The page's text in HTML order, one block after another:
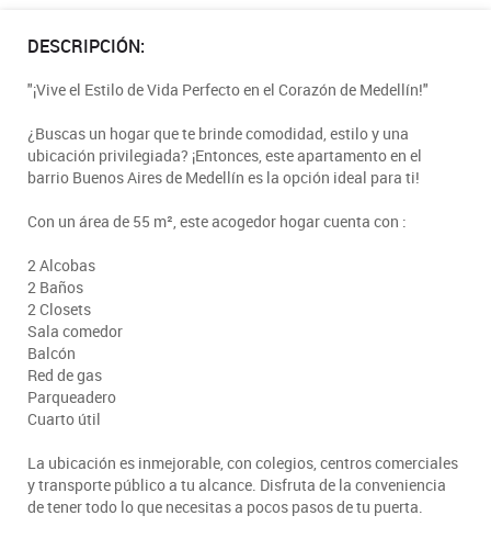
DESCRIPCIÓN:
"¡Vive el Estilo de Vida Perfecto en el Corazón de Medellín!"
¿Buscas un hogar que te brinde comodidad, estilo y una
ubicación privilegiada? ¡Entonces, este apartamento en el
barrio Buenos Aires de Medellín es la opción ideal para ti!
Con un área de 55 m², este acogedor hogar cuenta con :
2 Alcobas
2 Baños
2 Closets
Sala comedor
Balcón
Red de gas
Parqueadero
Cuarto útil
La ubicación es inmejorable, con colegios, centros comerciales
y transporte público a tu alcance. Disfruta de la conveniencia
de tener todo lo que necesitas a pocos pasos de tu puerta.